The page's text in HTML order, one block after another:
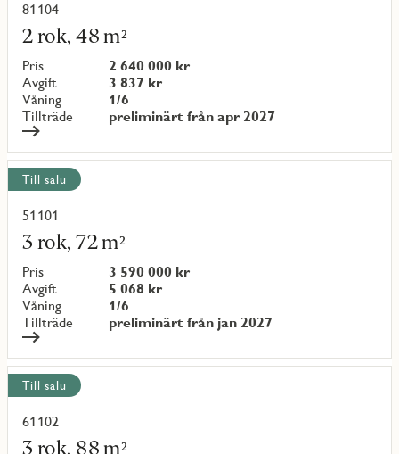
81104
2 rok, 48 m²
Pris
2 640 000 kr
Avgift
3 837 kr
Våning
1/6
Tillträde
preliminärt från apr 2027
Läs
mer
om
objekt
{objectNumber}
Till salu
51101
3 rok, 72 m²
Pris
3 590 000 kr
Avgift
5 068 kr
Våning
1/6
Tillträde
preliminärt från jan 2027
Läs
mer
om
objekt
{objectNumber}
Till salu
61102
3 rok, 88 m²
Läs
mer